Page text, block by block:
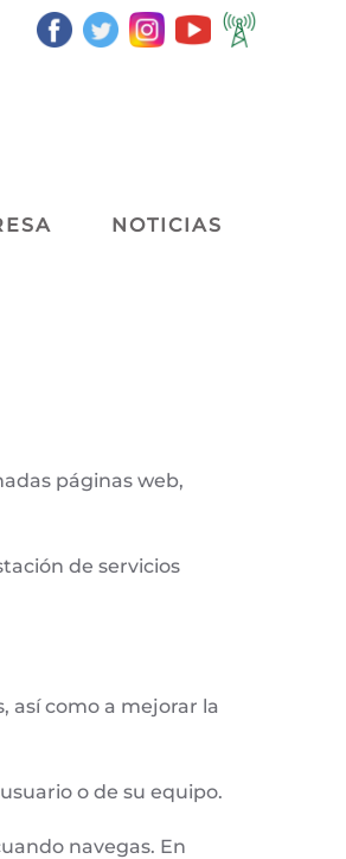
NOTICIAS
páginas web,
de servicios
así como a mejorar la
o de su equipo.
navegas. En